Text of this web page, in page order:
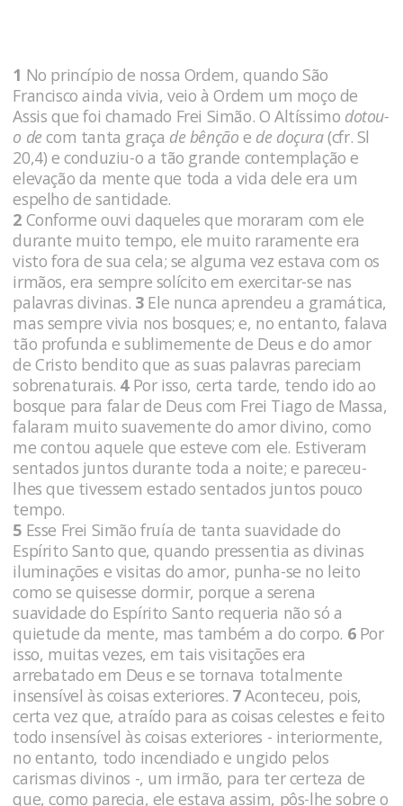
1 No princípio de nossa Ordem, quando São
Francisco ainda vivia, veio à Ordem um moço de
Assis que foi chamado Frei Si­mão. O Altíssimo dotou-
o decom tanta graça de bên­ção e de doçura(cfr. Sl
20,4) e conduziu-o a tão grande contemplação e
elevação da mente que toda a vida dele era um
espelho de santi­dade.
2 Conforme ouvi daqueles que moraram com ele
durante muito tempo, ele muito raramente era
visto fora de sua cela; se al­guma vez estava com os
irmãos, era sempre solícito em exerci­tar-se nas
palavras divinas. 3Ele nunca aprendeu a gramática,
mas sempre vivia nos bos­ques; e, no entanto, falava
tão profunda e sublimemente de Deus e do amor
de Cristo bendito que as suas palavras pareciam
sobre­naturais. 4Por isso, certa tarde, tendo ido ao
bosque para falar de Deus com Frei Tiago de Massa,
falaram muito suavemente do amor divino, como
me contou aquele que esteve com ele. Estiveram
sentados juntos durante toda a noite; e pareceu-
lhes que tivessem estado sentados juntos pouco
tempo.
5 Esse Frei Simão fruía de tanta suavidade do
Espírito Santo que, quando pressentia as divinas
iluminações e visitas do amor, punha-se no leito
como se quisesse dormir, porque a serena
suavidade do Espírito Santo requeria não só a
quietude da mente, mas também a do corpo. 6 Por
isso, muitas vezes, em tais visitações era
arrebatado em Deus e se tornava totalmente
insensível às coi­sas exteriores. 7Aconteceu, pois,
certa vez que, atraído para as coisas celestes e feito
todo insensível às coisas exteriores - interiormente,
no entanto, todo incendiado e ungi­do pelos
carismas divinos -, um irmão, para ter certeza de
que, como parecia, ele estava assim, pôs-lhe sobre o